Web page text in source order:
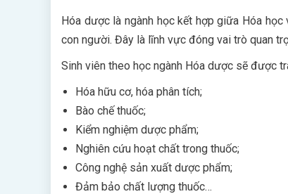
Hóa dược là ngành học kết hợp giữa Hóa
con người. Đây là lĩnh vực đóng vai trò quan
Sinh viên theo học ngành Hóa dược sẽ được
Hóa hữu cơ, hóa phân tích;
Bào chế thuốc;
Kiểm nghiệm dược phẩm;
Nghiên cứu hoạt chất trong thuốc;
Công nghệ sản xuất dược phẩm;
Đảm bảo chất lượng thuốc…